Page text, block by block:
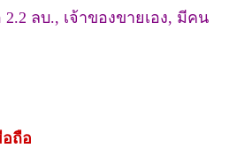
2.2 ลบ., เจ้าของขายเอง, มีคน
ถือ